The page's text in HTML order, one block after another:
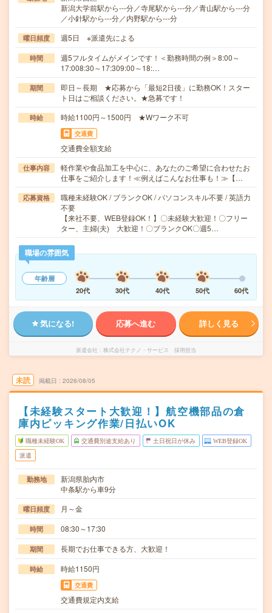
新潟大学前駅から---分／寺尾駅から---分／青山駅から---分
／小針駅から---分／内野駅から---分
曜日頻度 週5日 ※派遣先による
時間
週5フルタイムがメインです！＜勤務時間の例＞8:00～
17:008:30～17:309:00～18:…
期間
即日～長期 ★応募から「最短2日後」に勤務OK！スター
ト日はご相談ください。★急募です！
時給 時給1100円～1500円 ★Wワーク不可
交通費
交通費全額支給
仕事内容
軽作業や食品加工を中心に、あなたのご希望に合わせたお
仕事をご紹介します！≪例えばこんなお仕事も！≫【…
応募資格
職種未経験OK / ブランクOK / パソコンスキル不要 / 英語力
不要
【来社不要、WEB登録OK！】〇未経験大歓迎！〇フリー
ター、主婦(夫) 大歓迎！〇ブランクOK〇週5…
職場の雰囲気
年齢層
20代
30代 40代 50代 60代
気になる! 応募へ進む 詳しく見る
派遣会社 株式会社テクノ・サービス 採用担当
未読 掲載日 2026/08/05
【未経験スタート大歓迎！】航空機部品の倉
庫内ピッキング作業/日払いOK
職種未経験OK 交通費別途支給あり 土日祝日が休み WEB登録OK
派遣
勤務地
新潟県胎内市
中条駅から車9分
曜日頻度 月～金
時間 08:30～17:30
期間 長期でお仕事できる方、大歓迎！
時給 時給1150円
交通費
交通費規定内支給